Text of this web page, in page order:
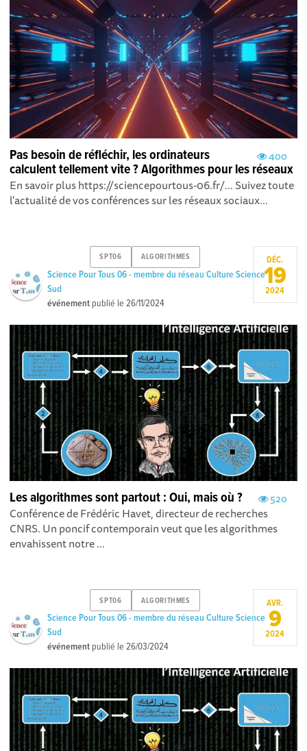
400
Pas besoin de réfléchir, les ordinateurs
calculent tellement vite ? Algorithmes pour les réseaux
En savoir plus https://sciencepourtous-06.fr/... Suivez toute
l'actualité de vos conférences sur les réseaux sociaux...
SPT06 ALGORITHMES
Science Pour Tous 06 - membre du réseau Culture Science
Sud
événement publié le26/11/2024
DÉC.
19
2024
520
Les algorithmes sont partout : Oui, mais où ?
Conférence de Frédéric Havet, directeur de recherches
CNRS. Un poncif contemporain veut que les algorithmes
envahissent notre ...
SPT06 ALGORITHMES
Science Pour Tous 06 - membre du réseau Culture Science
Sud
événement publié le26/03/2024
AVR.
9
2024